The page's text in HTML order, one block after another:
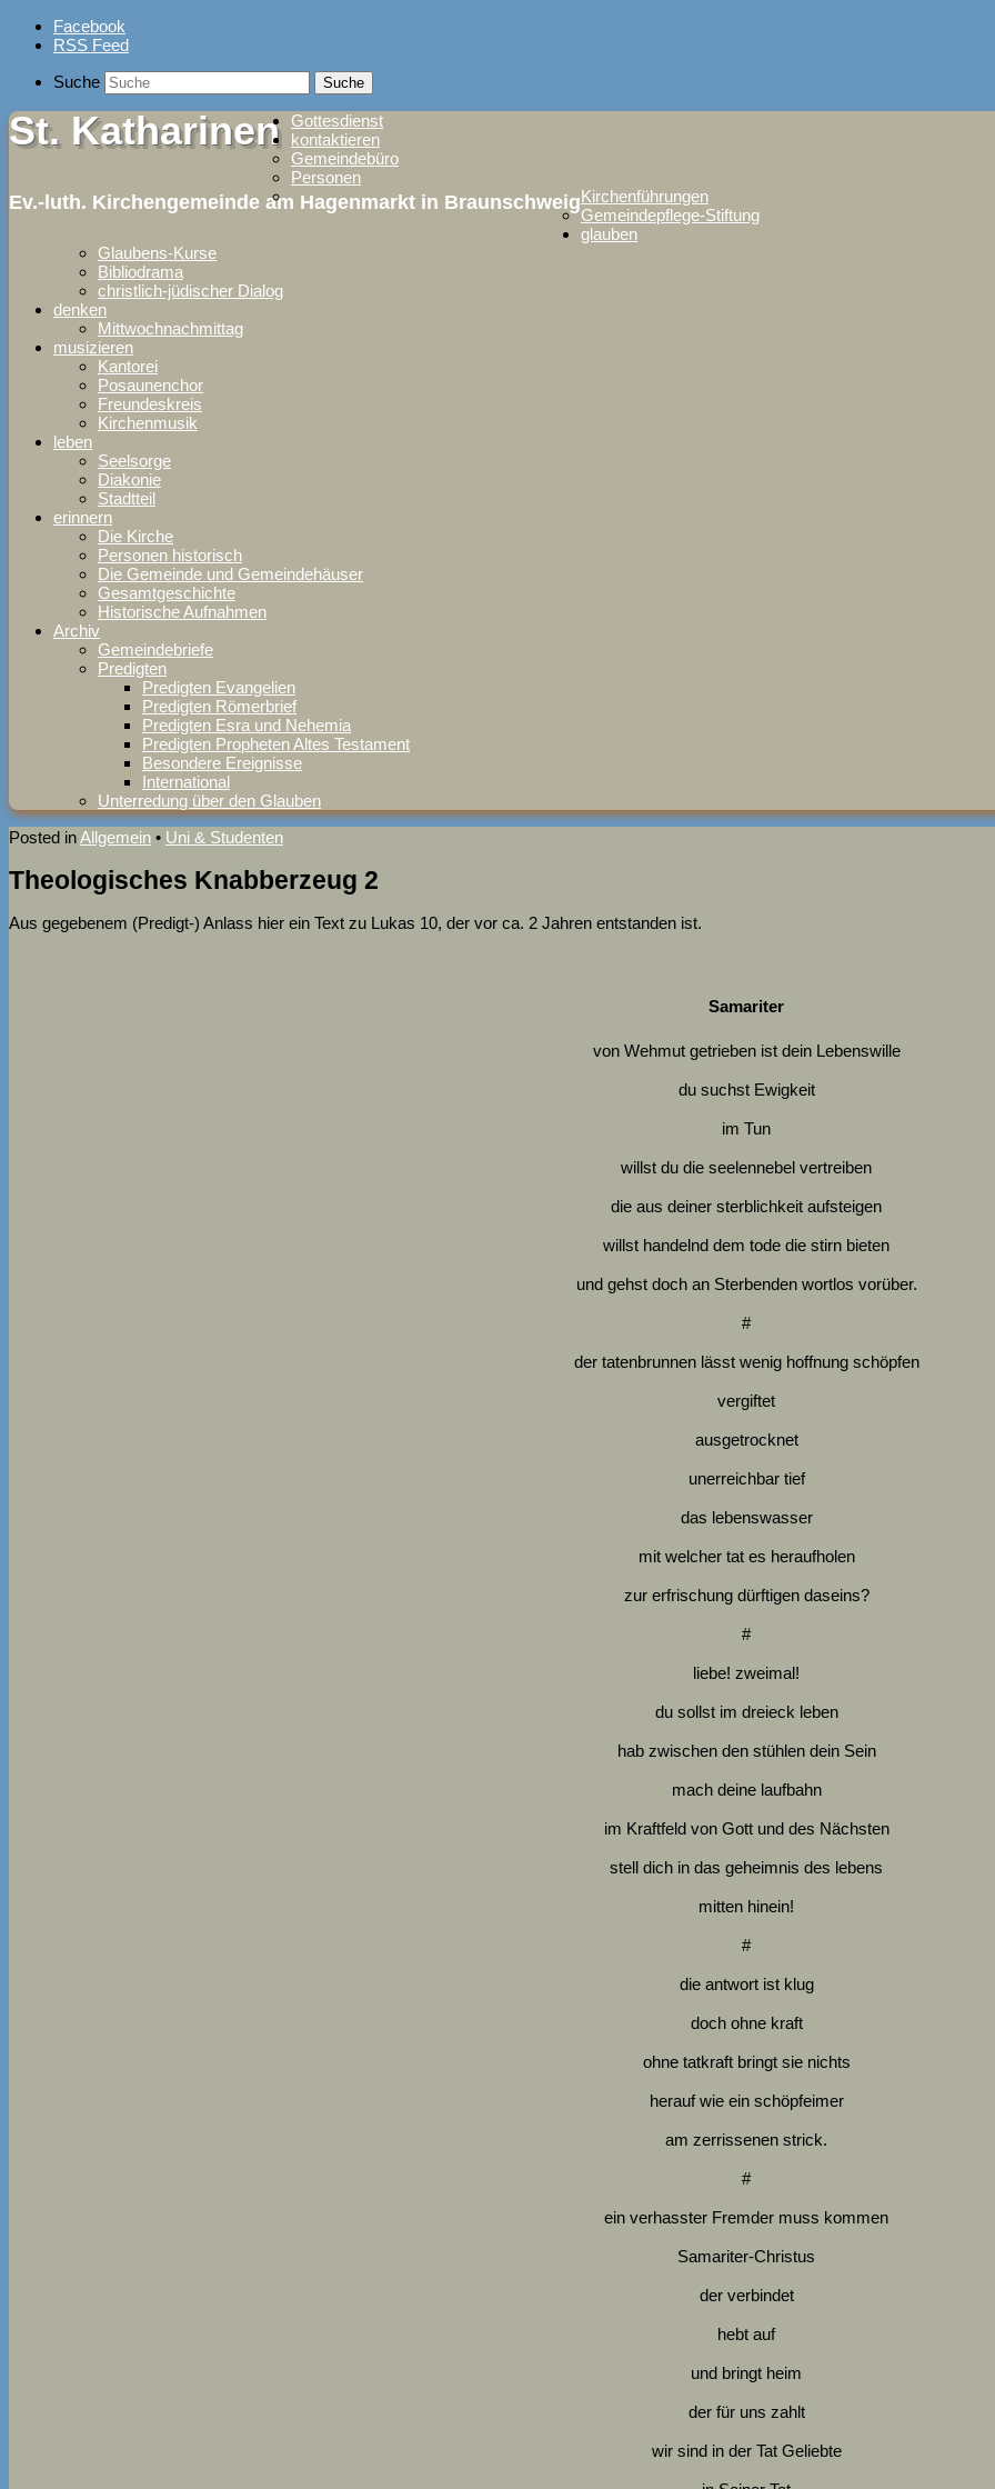
Skip
Facebook
RSS Feed
Suche
St. Katharinen
Ev.-luth. Kirchengemeinde am Hagenmarkt in Braunschweig
Gottesdienst
kontaktieren
Gemeindebüro
Personen
Kirchenführungen
Gemeindepflege-Stiftung
glauben
Glaubens-Kurse
Bibliodrama
christlich-jüdischer Dialog
denken
Mittwochnachmittag
musizieren
Kantorei
Posaunenchor
Freundeskreis
Kirchenmusik
leben
Seelsorge
Diakonie
Stadtteil
erinnern
Die Kirche
Personen historisch
Die Gemeinde und Gemeindehäuser
Gesamtgeschichte
Historische Aufnahmen
Archiv
Gemeindebriefe
Predigten
Predigten Evangelien
Predigten Römerbrief
Predigten Esra und Nehemia
Predigten Propheten Altes Testament
Besondere Ereignisse
International
Unterredung über den Glauben
Posted inAllgemein • Uni & Studenten
Theologisches Knabberzeug 2
Aus gegebenem (Predigt-) Anlass hier ein Text zu Lukas 10, der vor ca. 2 Jahren entstanden ist.
Samariter
von Wehmut getrieben ist dein Lebenswille
du suchst Ewigkeit
im Tun
willst du die seelennebel vertreiben
die aus deiner sterblichkeit aufsteigen
willst handelnd dem tode die stirn bieten
und gehst doch an Sterbenden wortlos vorüber.
#
der tatenbrunnen lässt wenig hoffnung schöpfen
vergiftet
ausgetrocknet
unerreichbar tief
das lebenswasser
mit welcher tat es heraufholen
zur erfrischung dürftigen daseins?
#
liebe! zweimal!
du sollst im dreieck leben
hab zwischen den stühlen dein Sein
mach deine laufbahn
im Kraftfeld von Gott und des Nächsten
stell dich in das geheimnis des lebens
mitten hinein!
#
die antwort ist klug
doch ohne kraft
ohne tatkraft bringt sie nichts
herauf wie ein schöpfeimer
am zerrissenen strick.
#
ein verhasster Fremder muss kommen
Samariter-Christus
der verbindet
hebt auf
und bringt heim
der für uns zahlt
wir sind in der Tat Geliebte